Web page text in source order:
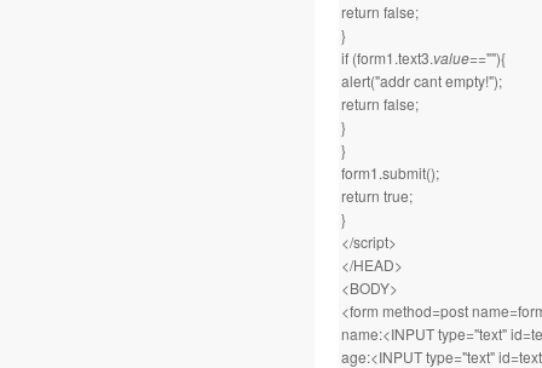
return false;
}
if (form1.text3.value==""){
alert("addr cant empty!");
return false;
}
}
form1.submit();
return true;
}
</script>
</HEAD>
<BODY>
<form method=post
name:<INPUT type="text"
age:<INPUT type="text"